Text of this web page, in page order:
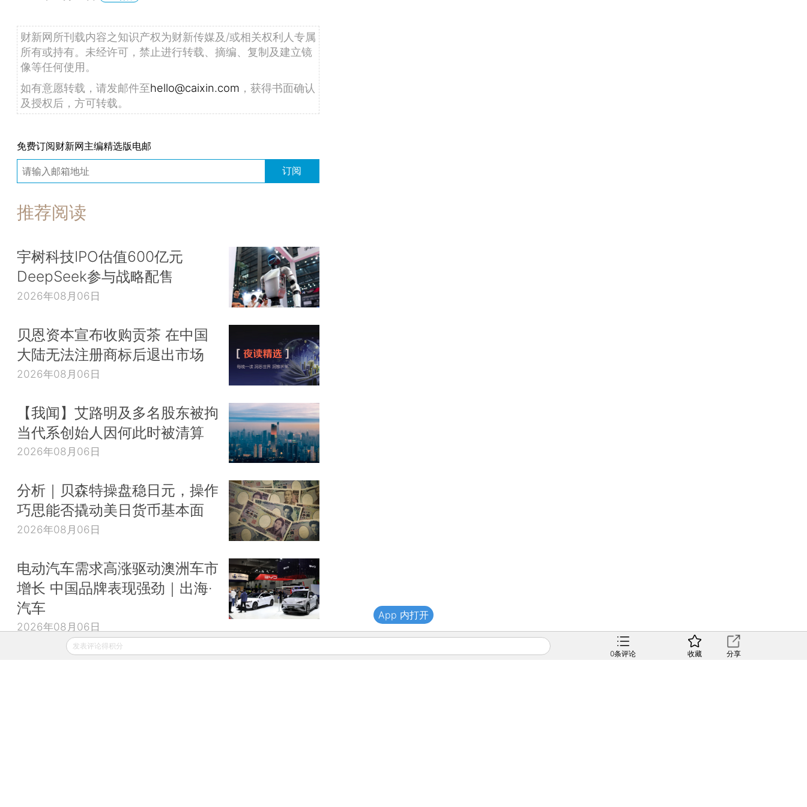
财新网所刊载内容之知识产权为财新传媒及/或相关权利人专属
所有或持有。未经许可，禁止进行转载、摘编、复制及建立镜
像等任何使用。
如有意愿转载，请发邮件至hello@caixin.com ，获得书面确认
及授权后，方可转载。
免费订阅财新网主编精选版电邮
订阅
推荐阅读
宇树科技IPO估值600亿元
DeepSeek参与战略配售
2026年08月06日
贝恩资本宣布收购贡茶 在中国
大陆无法注册商标后退出市场
2026年08月06日
【我闻】艾路明及多名股东被拘
当代系创始人因何此时被清算
2026年08月06日
分析｜贝森特操盘稳日元，操作
巧思能否撬动美日货币基本面
2026年08月06日
电动汽车需求高涨驱动澳洲车市
增长 中国品牌表现强劲｜出海·
汽车
2026年08月06日
发表评论得积分
0条评论 收藏 分享
App 内打开